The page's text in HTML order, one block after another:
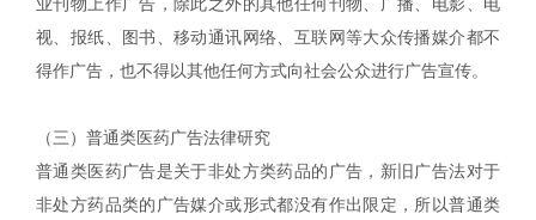
视、报纸、图书、移动通讯网络、互联网等大众传播媒介都不
得作广告，也不得以其他任何方式向社会公众进行广告宣传。
（三）普通类医药广告法律研究
普通类医药广告是关于非处方类药品的广告，新旧广告法对于
非处方药品类的广告媒介或形式都没有作出限定，所以普通类